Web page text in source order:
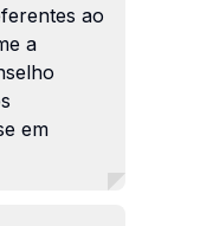
ao
a
em